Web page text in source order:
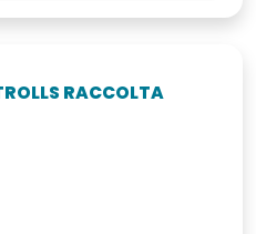
RACCOLTA